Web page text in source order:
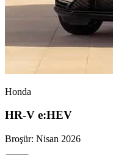
Honda
HR-V e:HEV
Broşür: Nisan 2026